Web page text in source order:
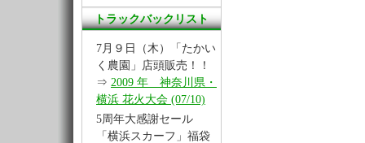
トラックバックリスト
7月９日（木）「たかい
く農園」店頭販売！！
⇒ 2009 年 神奈川県・
横浜 花火大会 (07/10)
5周年大感謝セール
「横浜スカーフ」福袋